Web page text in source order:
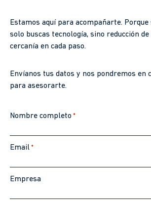
Estamos aquí para acompañarte. Porque
solo buscas tecnología, sino reducción
cercanía en cada paso.
Envíanos tus datos y nos pondremos en
para asesorarte.
Nombre completo *
Email *
Empresa